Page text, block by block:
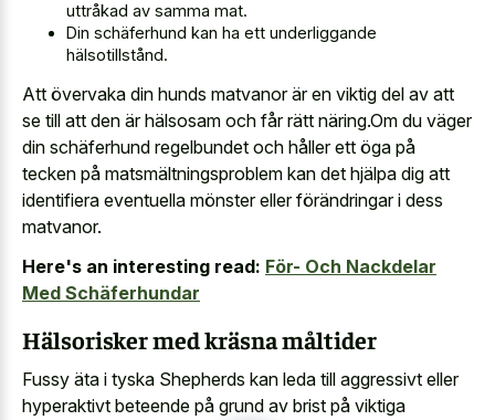
uttråkad av samma mat.
Din schäferhund kan ha ett underliggande
hälsotillstånd.
Att övervaka din hunds matvanor är en viktig del av att
se till att den är hälsosam och får rätt näring.Om du väger
din schäferhund regelbundet och håller ett öga på
tecken på matsmältningsproblem kan det hjälpa dig att
identifiera eventuella mönster eller förändringar i dess
matvanor.
Here's an interesting read: För- Och Nackdelar
Med Schäferhundar
Hälsorisker med kräsna måltider
Fussy äta i tyska Shepherds kan leda till aggressivt eller
hyperaktivt beteende på grund av brist på viktiga